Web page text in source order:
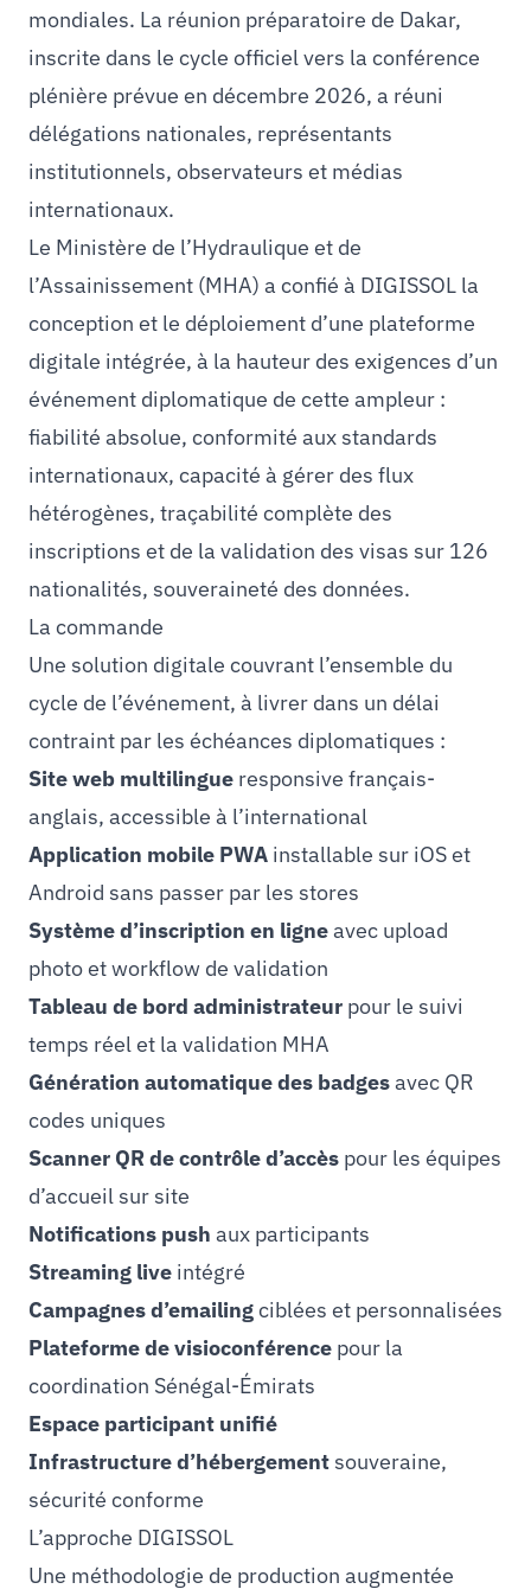
mondiales. La réunion préparatoire de Dakar,
inscrite dans le cycle officiel vers la conférence
plénière prévue en décembre 2026, a réuni
délégations nationales, représentants
institutionnels, observateurs et médias
internationaux.
Le Ministère de l’Hydraulique et de
l’Assainissement (MHA) a confié à DIGISSOL la
conception et le déploiement d’une plateforme
digitale intégrée, à la hauteur des exigences d’un
événement diplomatique de cette ampleur :
fiabilité absolue, conformité aux standards
internationaux, capacité à gérer des flux
hétérogènes, traçabilité complète des
inscriptions et de la validation des visas sur 126
nationalités, souveraineté des données.
La commande
Une solution digitale couvrant l’ensemble du
cycle de l’événement, à livrer dans un délai
contraint par les échéances diplomatiques :
Site web multilingue responsive français-
anglais, accessible à l’international
Application mobile PWA installable sur iOS et
Android sans passer par les stores
Système d’inscription en ligneavec upload
photo et workflow de validation
Tableau de bord administrateur pour le suivi
temps réel et la validation MHA
Génération automatique des badgesavec QR
codes uniques
Scanner QR de contrôle d’accès pour les équipes
d’accueil sur site
Notifications push aux participants
Streaming live intégré
Campagnes d’emailingciblées et personnalisées
Plateforme de visioconférence pour la
coordination Sénégal-Émirats
Espace participant unifié
Infrastructure d’hébergement souveraine,
sécurité conforme
L’approche DIGISSOL
Une méthodologie de production augmentée